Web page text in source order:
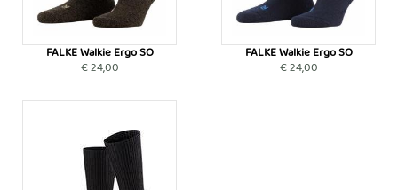
FALKE Walkie Ergo SO
€ 24,00
FALKE Walkie Ergo SO
€ 24,00